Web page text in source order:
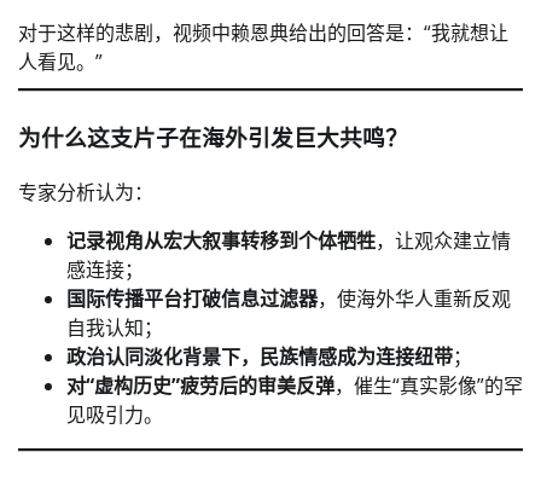
对于这样的悲剧，视频中赖恩典给出的回答是：“我就想让
人看见。”
为什么这支片子在海外引发巨大共鸣？
专家分析认为：
记录视角从宏大叙事转移到个体牺牲，让观众建立情
感连接；
国际传播平台打破信息过滤器，使海外华人重新反观
自我认知；
政治认同淡化背景下，民族情感成为连接纽带；
对“虚构历史”疲劳后的审美反弹，催生“真实影像”的罕
见吸引力。